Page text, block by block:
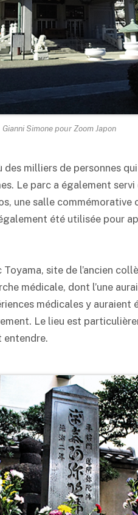
Gianni Simone pour Zoom Japon
milliers de personnes
Le parc a également
une salle commémorative
été utilisée pour
Toyama, site de l’ancien
médicale, dont l’une
médicales y
Le lieu est
entendre.